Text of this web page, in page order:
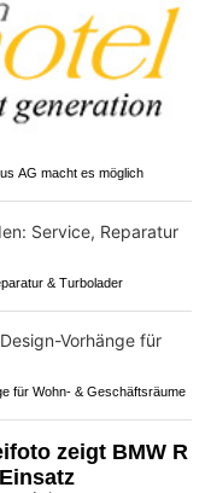
AG macht es möglich
& Turbolader
für Wohn- & Geschäftsräume
zeigt BMW R